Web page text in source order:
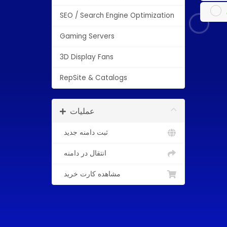
SEO / Search Engine Optimization
Gaming Servers
3D Display Fans
RepSite & Catalogs
عملیات
ثبت دامنه جدید
انتقال در دامنه
مشاهده کارت خرید